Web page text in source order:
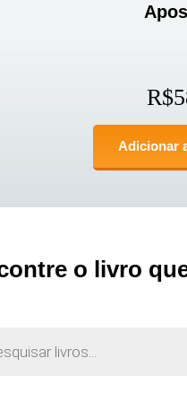
R$
Adicionar
o livro